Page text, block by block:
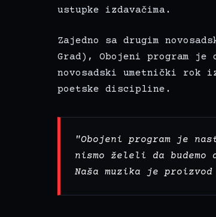
ustupke izdavačima.
Zajedno sa drugim
Grad), Obojeni program je
novosadski umetnički rok
poetske discipline.
"Obojeni program je
nismo želeli da
Naša muzika je